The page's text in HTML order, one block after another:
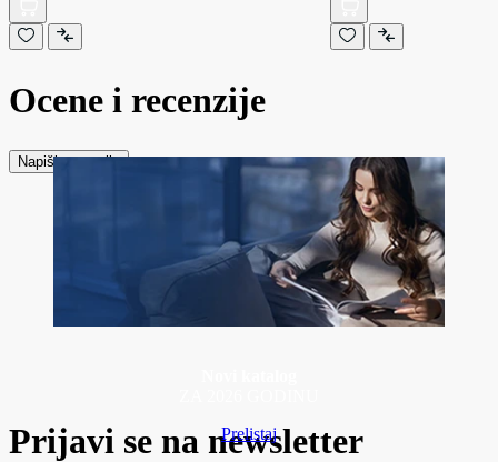
Ocene i recenzije
Napiši recenziju
Prelistaj
Prijavi se na newsletter